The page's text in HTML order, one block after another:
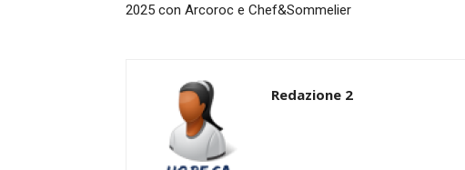
2025 con Arcoroc e Chef&Sommelier
Redazione 2